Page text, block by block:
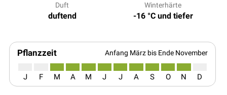
Duft
duftend
Winterhärte
-16 °C und tiefer
Pflanzzeit Anfang März bis Ende November
J F M A M J J A S O N D